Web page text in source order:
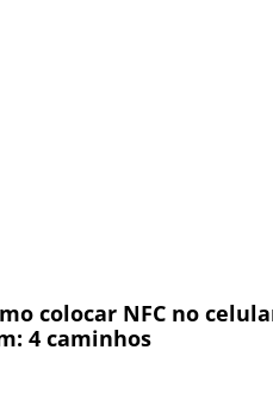
colocar NFC no
4 caminhos